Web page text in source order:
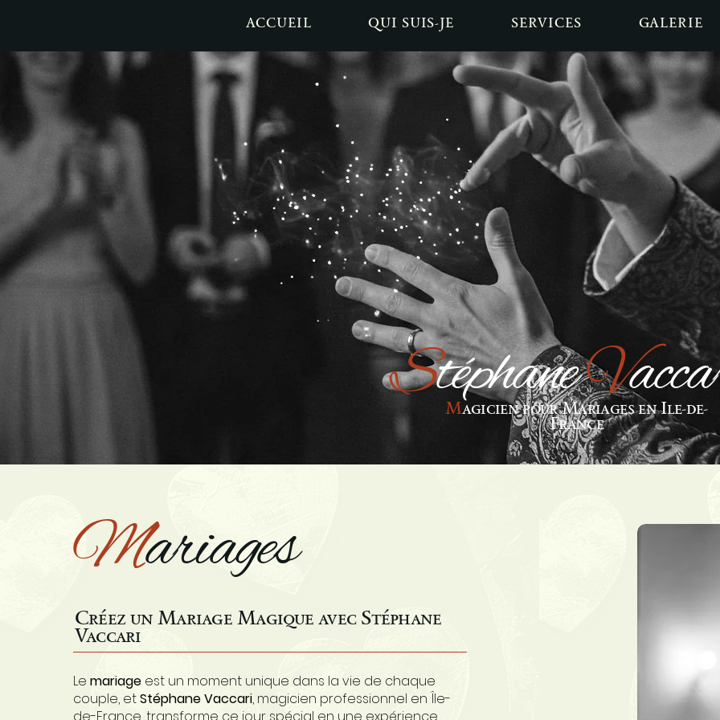
ACCUEIL QUI SUIS-JE SERVICES GALERIE
StéphaneV
Magicien pour Mariages en Ile-de-
France
Mariages
Créez un Mariage Magique avec Stéphane
Vaccari
Le mariageest un moment unique dans la vie de chaque
couple, etStéphane Vaccari, magicien professionnel en Île-